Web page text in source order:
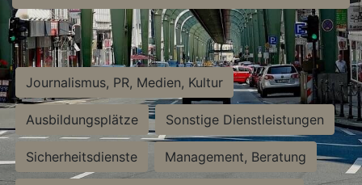
Journalismus, PR, Medien, Kultur
Ausbildungsplätze Sonstige Dienstleistungen
Sicherheitsdienste Management, Beratung